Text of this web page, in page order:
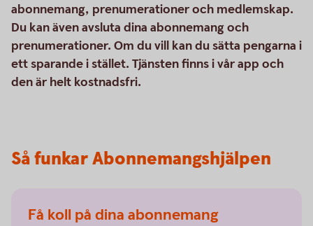
abonnemang, prenumerationer och medlemskap.
Du kan även avsluta dina abonnemang och
prenumerationer. Om du vill kan du sätta pengarna i
ett sparande i stället. Tjänsten finns i vår app och
den är helt kostnadsfri.
Så funkar Abonnemangshjälpen
Få koll på dina abonnemang